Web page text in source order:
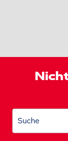
Suche